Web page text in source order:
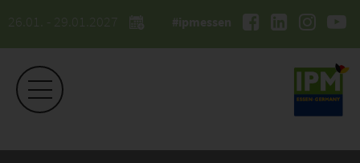
26.01. - 29.01.2027 #ipmessen